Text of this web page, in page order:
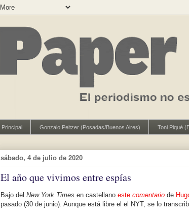
Principal Gonzalo Peltzer (Posadas/Buenos Aires) Toni Piqué
sábado, 4 de julio de 2020
El año que vivimos entre espías
Bajo del New York Times en castellano este comentario de
pasado (30 de junio). Aunque está libre el el NYT, se lo